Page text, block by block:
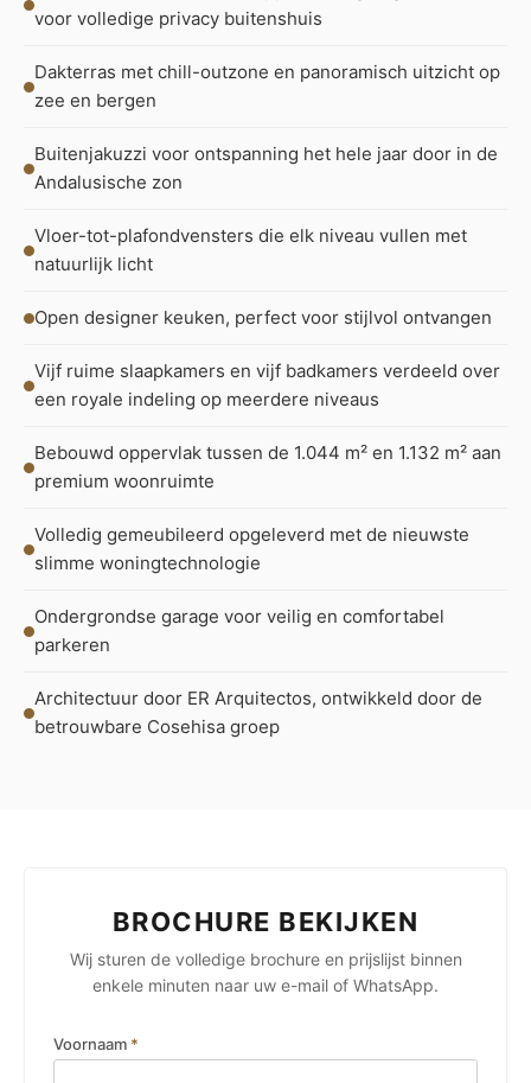
voor volledige privacy buitenshuis
Dakterras met chill-outzone en panoramisch uitzicht op
zee en bergen
Buitenjakuzzi voor ontspanning het hele jaar door in de
Andalusische zon
Vloer-tot-plafondvensters die elk niveau vullen met
natuurlijk licht
Open designer keuken, perfect voor stijlvol ontvangen
Vijf ruime slaapkamers en vijf badkamers verdeeld over
een royale indeling op meerdere niveaus
Bebouwd oppervlak tussen de 1.044 m² en 1.132 m² aan
premium woonruimte
Volledig gemeubileerd opgeleverd met de nieuwste
slimme woningtechnologie
Ondergrondse garage voor veilig en comfortabel
parkeren
Architectuur door ER Arquitectos, ontwikkeld door de
betrouwbare Cosehisa groep
BROCHURE BEKIJKEN
Wij sturen de volledige brochure en prijslijst binnen
enkele minuten naar uw e-mail of WhatsApp.
Voornaam *